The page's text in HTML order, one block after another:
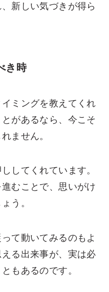
新しい気づきが得ら
き時
ミングを教えてくれ
があるなら、今こそ
ません。
してくれています。
むことで、思いがけ
う。
て動いてみるのもよ
る出来事が、実は必
もあるのです。